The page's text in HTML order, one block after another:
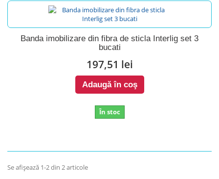
Banda imobilizare din fibra de sticla Interlig set 3
bucati
197,51 lei
Adaugă în coş
În stoc
Se afişează 1-2 din 2 articole